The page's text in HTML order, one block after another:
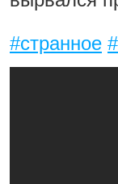
#странное